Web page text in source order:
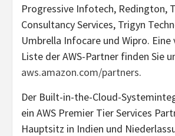
Progressive Infotech, Redington,
Consultancy Services, Trigyn
Umbrella Infocare und Wipro.
Liste der AWS-Partner finden Sie
aws.amazon.com/partners.
Der Built-in-the-Cloud-
ein AWS Premier Tier Services
Hauptsitz in Indien und